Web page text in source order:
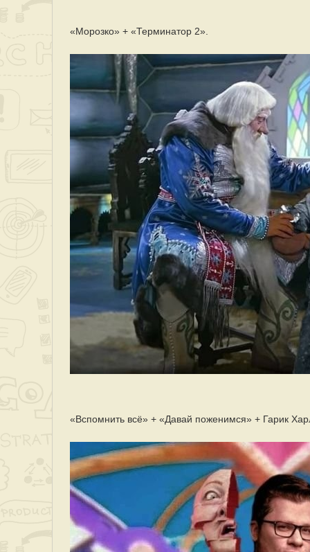
«Морозко» + «Терминатор 2».
«Вспомнить всё» + «Давай поженимся» + Гарик